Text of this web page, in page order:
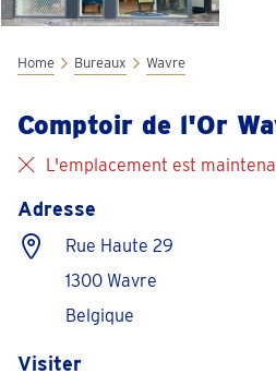
Home Bureaux Wavre
Comptoir de l'Or
L'emplacement est
Adresse
Rue Haute 29
1300 Wavre
Belgique
Visiter